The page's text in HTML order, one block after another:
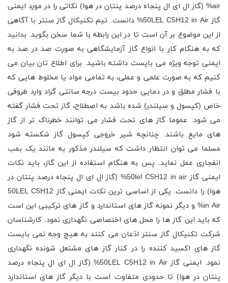
air% (گاز ال ای ال پنجاه درصد پنتان در هوا) نکاتی را در مورد ایمنی
گاز 50LEL C5H12 in Air% دانست. تیم تکنیکال گاز سنتر با آگاهی
از این موضوع بر آن است تا در این رابطه با شما سخن بگوید. بدانید
که به هنگام کار با انواع گاز آزمایشگاهی به صورت صد در صد به
ایمنی توجه ویژه می بایست داشته باشید. برای اطلاع تان بیان می
کنیم که به صورت علمی و عملی، به تمامی مواد یا مخلوط هایی که
با فشار مطلق و در دمایی حدود بیست درجه سانتی گراد وارد ظروفی
خاص (کپسول و سیلندر) شده باشد به اصطلاح، گاز تحت فشار گفته
می شود. عموما گاز های تحت فشار می توانند خطرناک تر از گاز
های مایع باشند. چنانچه شیر خروجی کپسول گاز شکسته شود
مسلما می توان انتظار داشت که سیلندر مذکور به مانند یک بمب
انفجاری عمل نماید. پس به هنگام استفاده از این گاز، باید نکات
ایمنی گاز 50lel C5H12 in air% (گاز ال ای ال پنجاه درصد پنتان در
هوا) را دانست. یکی از اساسی ترین نکات ایمنی گاز 50LEL C5H12
in Air% و دیگر نمونه گاز های استاندارد و گاز های ترکیبی این است
که باید این گاز ها را محل های اختصاصی نگهداری نمود. کارشناسان
شرکت تکنیکال گاز سنتر اذعان می کنند به هیچ وجه نمی بایست
گاز های اکسید کننده را در کنار گاز های مشتعل شونده نگهداری
نمود. ایمنی گاز 50LEL C5H12 in Air% (گاز ال ای ال پنجاه درصد
پنتان در هوا) تا حدودی متفاوت است با دیگر گاز های استاندارد